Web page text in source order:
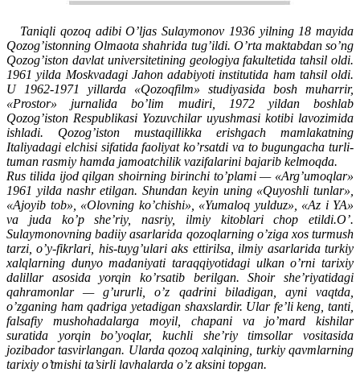
Taniqli qozoq adibi O’ljas Sulaymonov 1936 yilning 18 mayida
Qozog’istonning Olmaota shahrida tug’ildi. O’rta maktabdan so’ng
Qozog’iston davlat universitetining geologiya fakultetida tahsil oldi.
1961 yilda Moskvadagi Jahon adabiyoti institutida ham tahsil oldi.
U 1962-1971 yillarda «Qozoqfilm» studiyasida bosh muharrir,
«Prostor» jurnalida bo’lim mudiri, 1972 yildan boshlab
Qozog’iston Respublikasi Yozuvchilar uyushmasi kotibi lavozimida
ishladi. Qozog’iston mustaqillikka erishgach mamlakatning
Italiyadagi elchisi sifatida faoliyat ko’rsatdi va to bugungacha turli-
tuman rasmiy hamda jamoatchilik vazifalarini bajarib kelmoqda.
Rus tilida ijod qilgan shoirning birinchi to’plami — «Arg’umoqlar»
1961 yilda nashr etilgan. Shundan keyin uning «Quyoshli tunlar»,
«Ajoyib tob», «Olovning ko’chishi», «Yumaloq yulduz», «Az i YA»
va juda ko’p she’riy, nasriy, ilmiy kitoblari chop etildi.O’.
Sulaymonovning badiiy asarlarida qozoqlarning o’ziga xos turmush
tarzi, o’y-fikrlari, his-tuyg’ulari aks ettirilsa, ilmiy asarlarida turkiy
xalqlarning dunyo madaniyati taraqqiyotidagi ulkan o’rni tarixiy
dalillar asosida yorqin ko’rsatib berilgan. Shoir she’riyatidagi
qahramonlar — g’ururli, o’z qadrini biladigan, ayni vaqtda,
o’zganing ham qadriga yetadigan shaxslardir. Ular fe’li keng, tanti,
falsafiy mushohadalarga moyil, chapani va jo’mard kishilar
suratida yorqin bo’yoqlar, kuchli she’riy timsollar vositasida
jozibador tasvirlangan. Ularda qozoq xalqining, turkiy qavmlarning
tarixiy o’tmishi ta’sirli lavhalarda o’z aksini topgan.